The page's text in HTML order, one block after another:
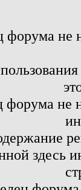
форума не
не
здесь